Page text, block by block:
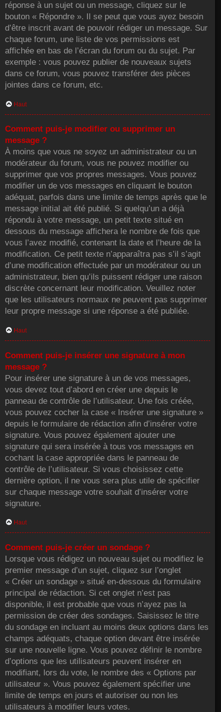
réponse à un sujet ou un message, cliquez sur le
bouton « Répondre ». Il se peut que vous ayez besoin
d’être inscrit avant de pouvoir rédiger un message. Sur
chaque forum, une liste de vos permissions est
affichée en bas de l’écran du forum ou du sujet. Par
exemple : vous pouvez publier de nouveaux sujets
dans ce forum, vous pouvez transférer des pièces
jointes dans ce forum, etc.
Haut
Comment puis-je modifier ou supprimer un
message ?
À moins que vous ne soyez un administrateur ou un
modérateur du forum, vous ne pouvez modifier ou
supprimer que vos propres messages. Vous pouvez
modifier un de vos messages en cliquant le bouton
adéquat, parfois dans une limite de temps après que le
message initial ait été publié. Si quelqu’un a déjà
répondu à votre message, un petit texte situé en
dessous du message affichera le nombre de fois que
vous l’avez modifié, contenant la date et l’heure de la
modification. Ce petit texte n’apparaîtra pas s’il s’agit
d’une modification effectuée par un modérateur ou un
administrateur, bien qu’ils puissent rédiger une raison
discrète concernant leur modification. Veuillez noter
que les utilisateurs normaux ne peuvent pas supprimer
leur propre message si une réponse a été publiée.
Haut
Comment puis-je insérer une signature à mon
message ?
Pour insérer une signature à un de vos messages,
vous devez tout d’abord en créer une depuis le
panneau de contrôle de l’utilisateur. Une fois créée,
vous pouvez cocher la case « Insérer une signature »
depuis le formulaire de rédaction afin d’insérer votre
signature. Vous pouvez également ajouter une
signature qui sera insérée à tous vos messages en
cochant la case appropriée dans le panneau de
contrôle de l’utilisateur. Si vous choisissez cette
dernière option, il ne vous sera plus utile de spécifier
sur chaque message votre souhait d’insérer votre
signature.
Haut
Comment puis-je créer un sondage ?
Lorsque vous rédigez un nouveau sujet ou modifiez le
premier message d’un sujet, cliquez sur l’onglet
« Créer un sondage » situé en-dessous du formulaire
principal de rédaction. Si cet onglet n’est pas
disponible, il est probable que vous n’ayez pas la
permission de créer des sondages. Saisissez le titre
du sondage en incluant au moins deux options dans les
champs adéquats, chaque option devant être insérée
sur une nouvelle ligne. Vous pouvez définir le nombre
d’options que les utilisateurs peuvent insérer en
modifiant, lors du vote, le nombre des « Options par
utilisateur ». Vous pouvez également spécifier une
limite de temps en jours et autoriser ou non les
utilisateurs à modifier leurs votes.